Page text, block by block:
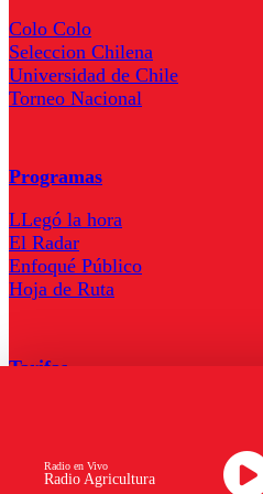
Radio Agricultura
Radio en Vivo
Colo Colo
Seleccion Chilena
Universidad de Chile
Torneo Nacional
Programas
LLegó la hora
El Radar
Enfoqué Público
Hoja de Ruta
Tarifas